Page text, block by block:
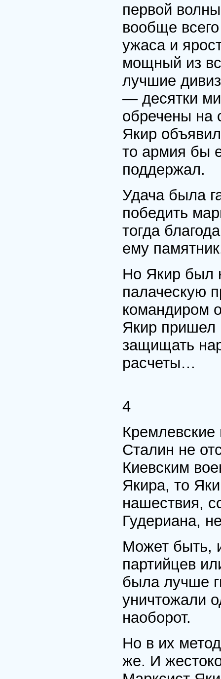
первой
вообще
ужаса и
мощный из
лучшие
— десятки
обречены на
Якир
то армия бы
поддержал.
Удача была
победить
тогда
ему
Но Якир был
палаческую
командиром
Якир пришел
защищать
расчеты…
4
Кремлевские
Сталин не
Киевским
Якира, то
нашествия,
Гудериана,
Может быть,
партийцев
была лучше
уничтожали
наоборот.
Но в их
же. И